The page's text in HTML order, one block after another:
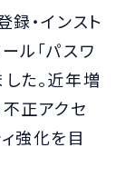
録・インスト
ル「パスワ
た。近年増
正アクセ
強化を目